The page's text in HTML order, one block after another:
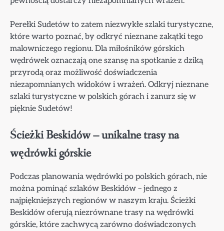
Perełki Sudetów to zatem niezwykłe szlaki turystyczne,
które warto poznać, by odkryć nieznane zakątki tego
malowniczego regionu. Dla miłośników górskich
wędrówek oznaczają one szansę na spotkanie z dziką
przyrodą oraz możliwość doświadczenia
niezapomnianych widoków i wrażeń. Odkryj nieznane
szlaki turystyczne w polskich górach i zanurz się w
pięknie Sudetów!
Ścieżki Beskidów – unikalne trasy na
wędrówki górskie
Podczas planowania wędrówki po polskich górach, nie
można pominąć szlaków Beskidów – jednego z
najpiękniejszych regionów w naszym kraju. Ścieżki
Beskidów oferują niezrównane trasy na wędrówki
górskie, które zachwycą zarówno doświadczonych